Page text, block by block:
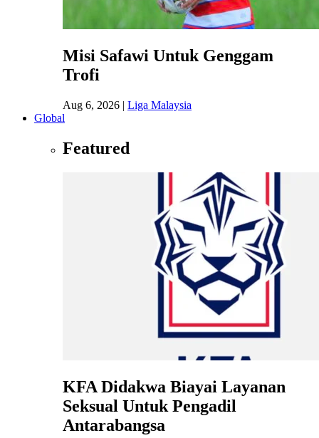
Misi Safawi Untuk Genggam
Trofi
Aug 6, 2026 | Liga Malaysia
Global
Featured
KFA Didakwa Biayai Layanan
Seksual Untuk Pengadil
Antarabangsa